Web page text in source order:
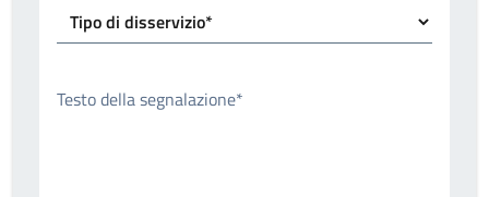
Testo della segnalazione*